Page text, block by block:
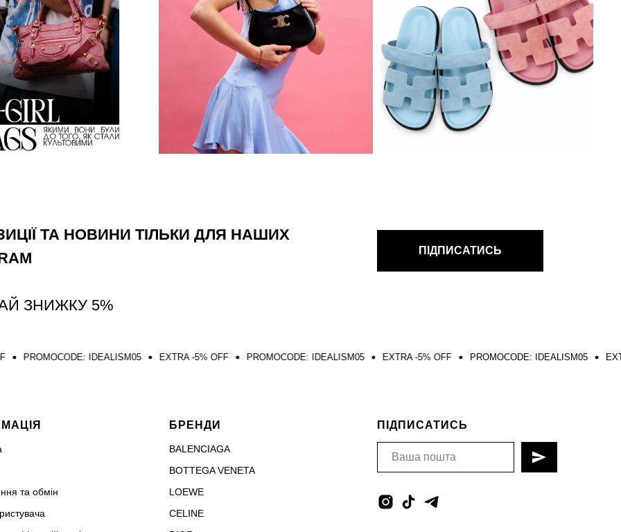
ТА НОВИНИ ТІЛЬКИ ДЛЯ НАШИХ
ЗНИЖКУ 5%
ПІДПИСАТИСЬ
IDEALISM05 EXTRA -5% OFF PROMOCODE: IDEALISM05 EXTRA -5% OFF PROMOCODE: IDEALISM05 EXTRA -5% OFF
та обмін
БРЕНДИ
BALENCIAGA
BOTTEGA VENETA
LOEWE
CELINE
ПІДПИСАТИСЬ